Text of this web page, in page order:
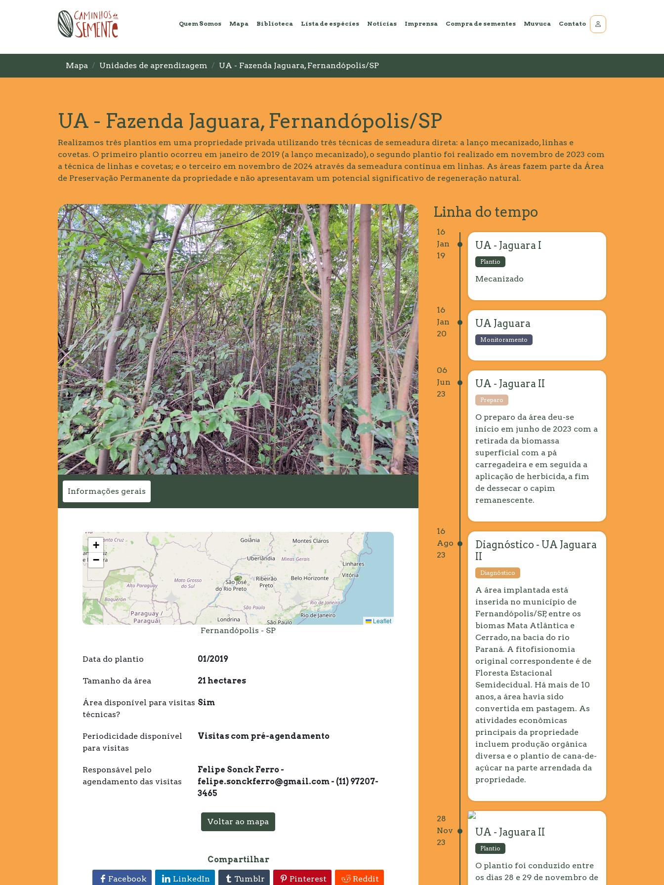
Quem Somos Mapa Biblioteca Lista de espécies Notícias Imprensa Compra de sementes Muvuca Contato
Mapa Unidades de aprendizagem UA - Fazenda Jaguara, Fernandópolis/SP
UA - Fazenda Jaguara, Fernandópolis/SP
Realizamos três plantios em uma propriedade privada utilizando três técnicas de semeadura direta: a lanço mecanizado, linhas e
covetas. O primeiro plantio ocorreu em janeiro de 2019 (a lanço mecanizado), o segundo plantio foi realizado em novembro de 2023 com
a técnica de linhas e covetas; e o terceiro em novembro de 2024 através da semeadura contínua em linhas. As áreas fazem parte da Área
de Preservação Permanente da propriedade e não apresentavam um potencial significativo de regeneração natural.
Informações gerais
+
−
Leaflet
Fernandópolis - SP
Data do plantio 01/2019
Tamanho da área 21 hectares
Área disponível para visitas
técnicas?
Sim
Periodicidade disponível
para visitas
Visitas com pré-agendamento
Responsável pelo
agendamento das visitas
Felipe Sonck Ferro -
felipe.sonckferro@gmail.com - (11) 97207-
3465
Voltar ao mapa
Compartilhar
Facebook LinkedIn Tumblr Pinterest Reddit
Linha do tempo
16
Jan
19
UA - Jaguara I
Plantio
Mecanizado
16
Jan
20
UA Jaguara
Monitoramento
06
Jun
23
UA - Jaguara II
Preparo
O preparo da área deu-se
início em junho de 2023 com a
retirada da biomassa
superficial com a pá
carregadeira e em seguida a
aplicação de herbicida, a fim
de dessecar o capim
remanescente.
16
Ago
23
Diagnóstico - UA Jaguara
II
Diagnóstico
A área implantada está
inserida no município de
Fernandópolis/SP, entre os
biomas Mata Atlântica e
Cerrado, na bacia do rio
Paraná. A fitofisionomia
original correspondente é de
Floresta Estacional
Semidecidual. Há mais de 10
anos, a área havia sido
convertida em pastagem. As
atividades econômicas
principais da propriedade
incluem produção orgânica
diversa e o plantio de cana-de-
açúcar na parte arrendada da
propriedade.
28
Nov
23
UA - Jaguara II
Plantio
O plantio foi conduzido entre
os dias 28 e 29 de novembro de